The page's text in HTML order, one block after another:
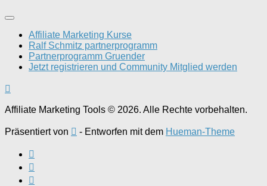
Affiliate Marketing Kurse
Ralf Schmitz partnerprogramm
Partnerprogramm Gruender
Jetzt registrieren und Community Mitglied werden
Affiliate Marketing Tools © 2026. Alle Rechte vorbehalten.
Präsentiert von - Entworfen mit dem Hueman-Theme